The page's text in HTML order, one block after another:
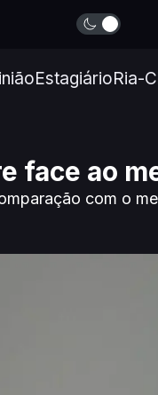
EstagiárioRia-
face ao
com o